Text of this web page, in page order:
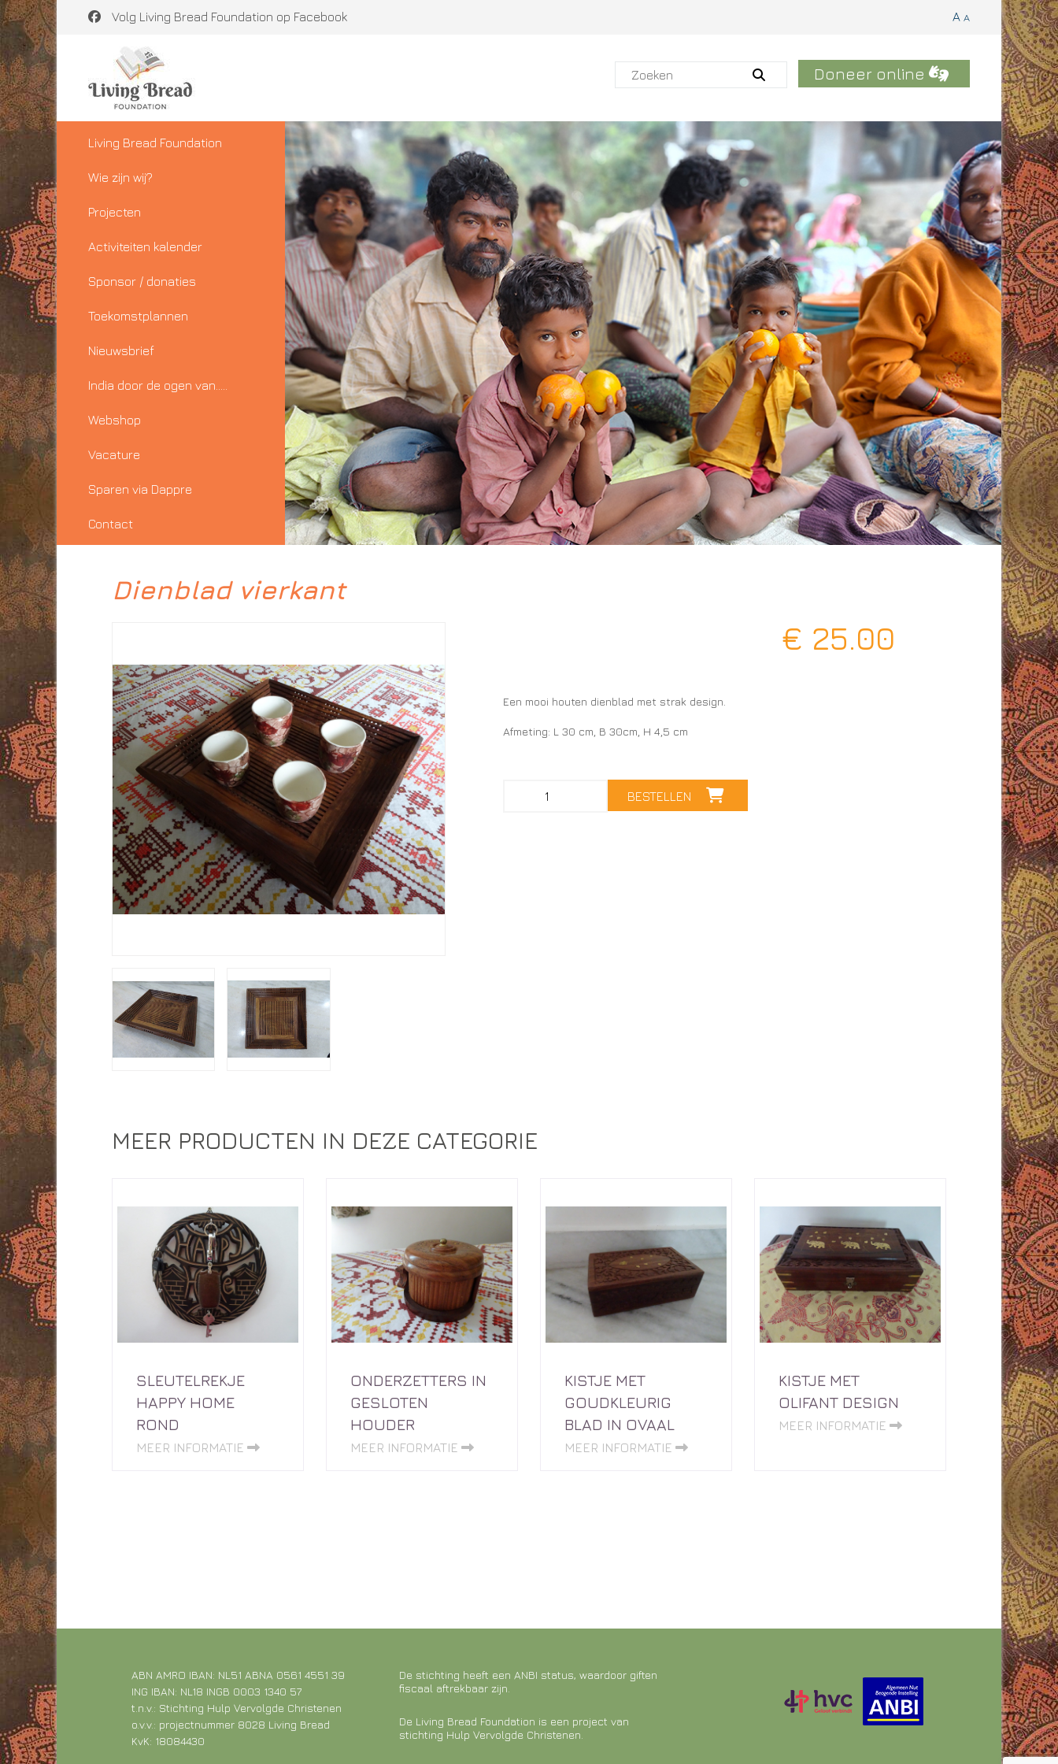
Volg Living Bread Foundation op Facebook A A
Doneer online
Living Bread Foundation
Wie zijn wij?
Projecten
Activiteiten kalender
Sponsor / donaties
Toekomstplannen
Nieuwsbrief
India door de ogen van…..
Webshop
Vacature
Sparen via Dappre
Contact
Dienblad vierkant
€ 25.00
Een mooi houten dienblad met strak design.
Afmeting: L 30 cm, B 30cm, H 4,5 cm
BESTELLEN
MEER PRODUCTEN IN DEZE CATEGORIE
SLEUTELREKJE
HAPPY HOME
ROND
MEER INFORMATIE
ONDERZETTERS IN
GESLOTEN
HOUDER
MEER INFORMATIE
KISTJE MET
GOUDKLEURIG
BLAD IN OVAAL
MEER INFORMATIE
KISTJE MET
OLIFANT DESIGN
MEER INFORMATIE
ABN AMRO IBAN: NL51 ABNA 0561 4551 39
ING IBAN: NL18 INGB 0003 1340 57
t.n.v.: Stichting Hulp Vervolgde Christenen
o.v.v.: projectnummer 8028 Living Bread
KvK: 18084430
De stichting heeft een ANBI status, waardoor giften
fiscaal aftrekbaar zijn.
De Living Bread Foundation is een project van
stichting Hulp Vervolgde Christenen.